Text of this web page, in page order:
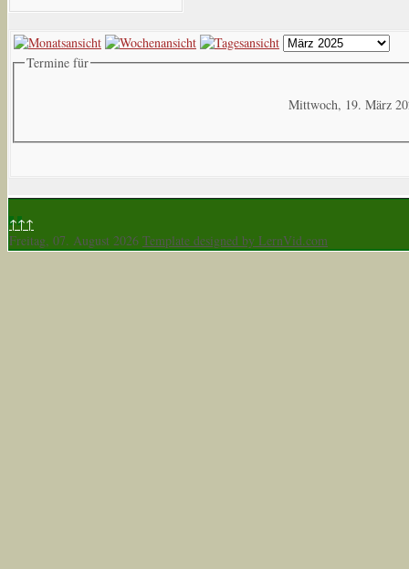
Termine für
Mittwoch, 19. März
↑↑↑
Freitag, 07. August 2026 Template designed by LernVid.com